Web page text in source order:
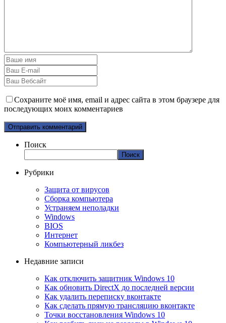
Сохраните моё имя, email и адрес сайта в этом браузере для
последующих моих комментариев
Поиск
Поиск
Рубрики
Защита от вирусов
Сборка компьютера
Устраняем неполадки
Windows
BIOS
Интернет
Компьютерный ликбез
Недавние записи
Как отключить защитник Windows 10
Как обновить DirectX до последней версии
Как удалить переписку вконтакте
Как сделать прямую трансляцию вконтакте
Точки восстановления Windows 10